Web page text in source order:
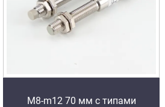
M8-m12 70 мм с типами